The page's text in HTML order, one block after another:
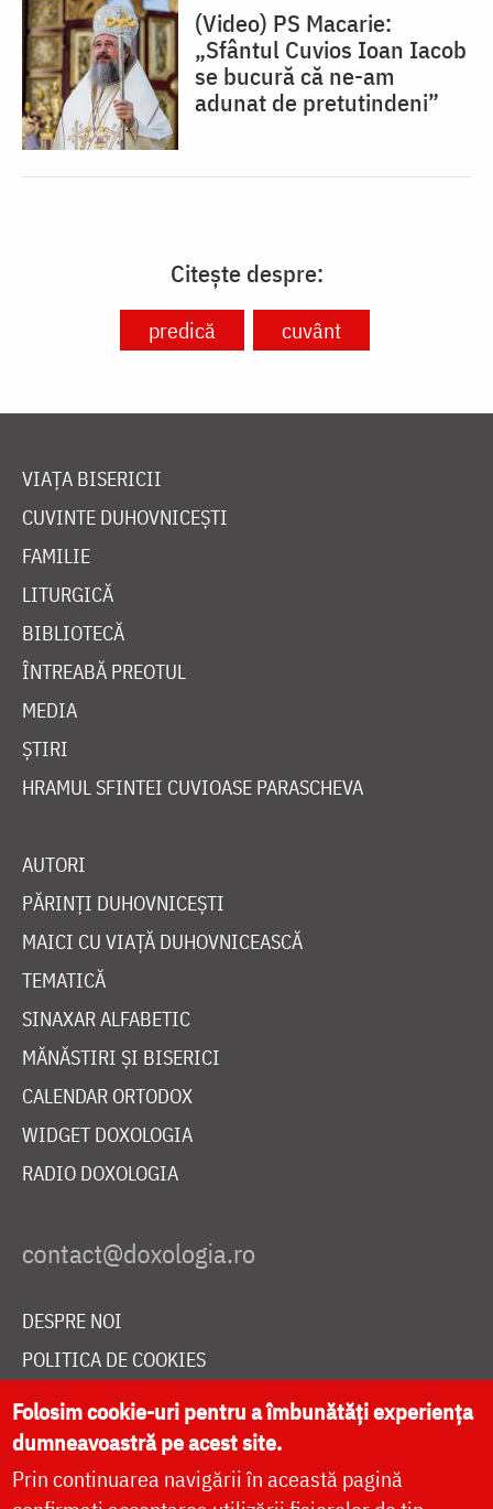
(Video) PS Macarie:
„Sfântul Cuvios Ioan Iacob
se bucură că ne-am
adunat de pretutindeni”
Citește despre:
predică cuvânt
VIAȚA BISERICII
CUVINTE DUHOVNICEȘTI
FAMILIE
LITURGICĂ
BIBLIOTECĂ
ÎNTREABĂ PREOTUL
MEDIA
ȘTIRI
HRAMUL SFINTEI CUVIOASE PARASCHEVA
AUTORI
PĂRINȚI DUHOVNICEȘTI
MAICI CU VIAȚĂ DUHOVNICEASCĂ
TEMATICĂ
SINAXAR ALFABETIC
MĂNĂSTIRI ȘI BISERICI
CALENDAR ORTODOX
WIDGET DOXOLOGIA
RADIO DOXOLOGIA
DESPRE NOI
POLITICA DE COOKIES
DONEAZĂ ONLINE PENTRU CATEDRALA NAȚIONALĂ
LIVE
Folosim cookie-uri pentru a îmbunătăți experiența
dumneavoastră pe acest site.
Prin continuarea navigării în această pagină